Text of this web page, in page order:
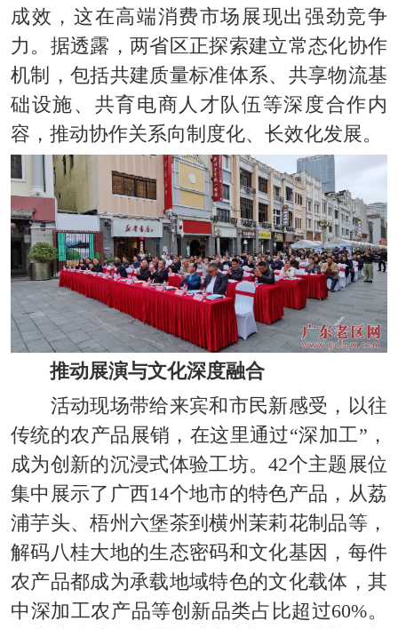
成效 ，这在高端消费市场展现出强劲竞争
力。据透露，两省区正探索建立常态化协作
机制，包括共建质量标准体系、共享物流基
础设施、共育电商人才队伍等深度合作内
容，推动协作关系向制度化、长效化发展。
推动展演与文化深度融合
活动现场带给来宾和市民新感受 ，以往
传统的农产品展销 ，在这里通过“深加工”，
成为创新的沉浸式体验工坊。42个主题展位
集中展示了广西 14个地市的特色产品，从荔
浦芋头、梧州六堡茶到横州茉莉花制品等，
解码八桂大地的生态密码和文化基因，每件
农产品都成为承载地域特色的文化载体，其
中深加工农产品等创新品类占比超过60%。